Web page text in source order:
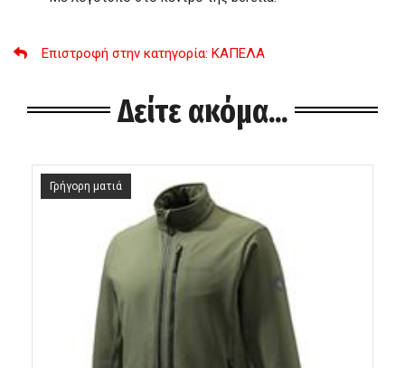
Επιστροφή στην κατηγορία: ΚΑΠΕΛΑ
Δείτε ακόμα...
Γρήγορη ματιά